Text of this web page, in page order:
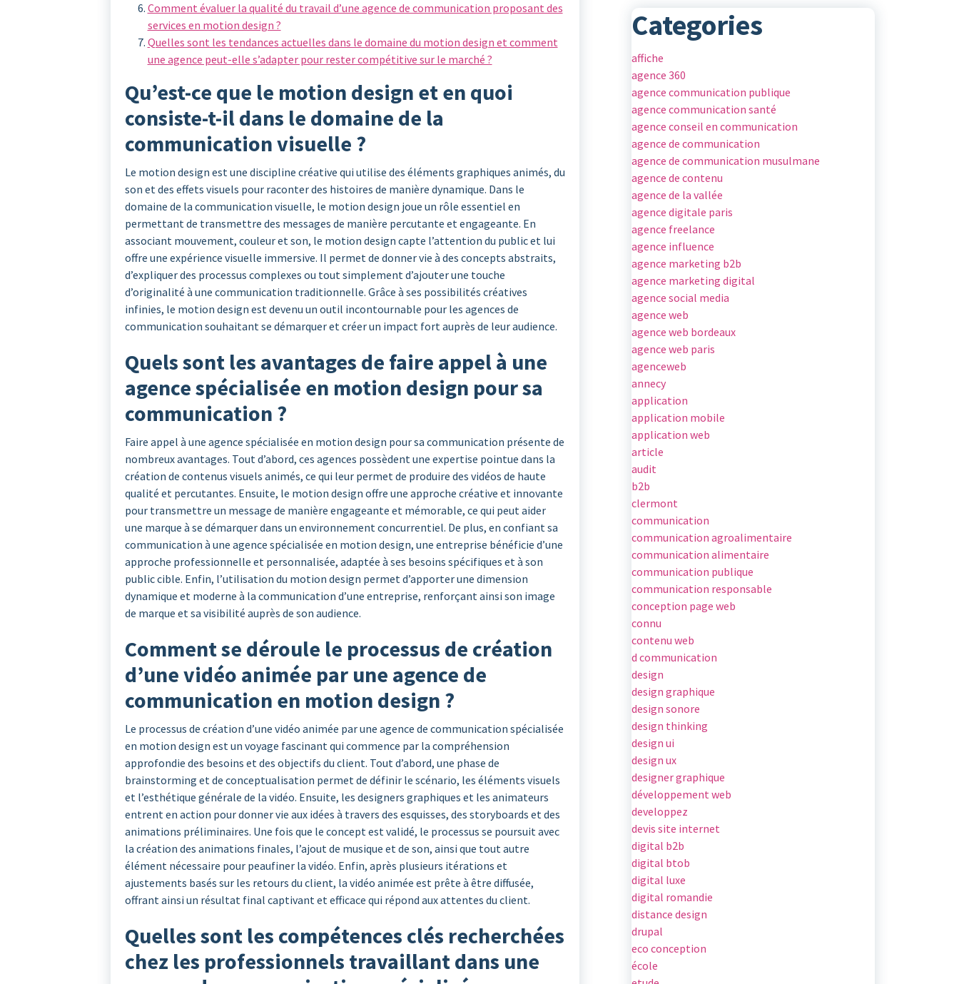
Comment évaluer la qualité du travail d’une agence de communication proposant des
services en motion design ?
Quelles sont les tendances actuelles dans le domaine du motion design et comment
une agence peut-elle s’adapter pour rester compétitive sur le marché ?
Qu’est-ce que le motion design et en quoi
consiste-t-il dans le domaine de la
communication visuelle ?
Le motion design est une discipline créative qui utilise des éléments graphiques animés, du
son et des effets visuels pour raconter des histoires de manière dynamique. Dans le
domaine de la communication visuelle, le motion design joue un rôle essentiel en
permettant de transmettre des messages de manière percutante et engageante. En
associant mouvement, couleur et son, le motion design capte l’attention du public et lui
offre une expérience visuelle immersive. Il permet de donner vie à des concepts abstraits,
d’expliquer des processus complexes ou tout simplement d’ajouter une touche
d’originalité à une communication traditionnelle. Grâce à ses possibilités créatives
infinies, le motion design est devenu un outil incontournable pour les agences de
communication souhaitant se démarquer et créer un impact fort auprès de leur audience.
Quels sont les avantages de faire appel à une
agence spécialisée en motion design pour sa
communication ?
Faire appel à une agence spécialisée en motion design pour sa communication présente de
nombreux avantages. Tout d’abord, ces agences possèdent une expertise pointue dans la
création de contenus visuels animés, ce qui leur permet de produire des vidéos de haute
qualité et percutantes. Ensuite, le motion design offre une approche créative et innovante
pour transmettre un message de manière engageante et mémorable, ce qui peut aider
une marque à se démarquer dans un environnement concurrentiel. De plus, en confiant sa
communication à une agence spécialisée en motion design, une entreprise bénéficie d’une
approche professionnelle et personnalisée, adaptée à ses besoins spécifiques et à son
public cible. Enfin, l’utilisation du motion design permet d’apporter une dimension
dynamique et moderne à la communication d’une entreprise, renforçant ainsi son image
de marque et sa visibilité auprès de son audience.
Comment se déroule le processus de création
d’une vidéo animée par une agence de
communication en motion design ?
Le processus de création d’une vidéo animée par une agence de communication spécialisée
en motion design est un voyage fascinant qui commence par la compréhension
approfondie des besoins et des objectifs du client. Tout d’abord, une phase de
brainstorming et de conceptualisation permet de définir le scénario, les éléments visuels
et l’esthétique générale de la vidéo. Ensuite, les designers graphiques et les animateurs
entrent en action pour donner vie aux idées à travers des esquisses, des storyboards et des
animations préliminaires. Une fois que le concept est validé, le processus se poursuit avec
la création des animations finales, l’ajout de musique et de son, ainsi que tout autre
élément nécessaire pour peaufiner la vidéo. Enfin, après plusieurs itérations et
ajustements basés sur les retours du client, la vidéo animée est prête à être diffusée,
offrant ainsi un résultat final captivant et efficace qui répond aux attentes du client.
Quelles sont les compétences clés recherchées
chez les professionnels travaillant dans une
Categories
affiche
agence 360
agence communication publique
agence communication santé
agence conseil en communication
agence de communication
agence de communication musulmane
agence de contenu
agence de la vallée
agence digitale paris
agence freelance
agence influence
agence marketing b2b
agence marketing digital
agence social media
agence web
agence web bordeaux
agence web paris
agenceweb
annecy
application
application mobile
application web
article
audit
b2b
clermont
communication
communication agroalimentaire
communication alimentaire
communication publique
communication responsable
conception page web
connu
contenu web
d communication
design
design graphique
design sonore
design thinking
design ui
design ux
designer graphique
développement web
developpez
devis site internet
digital b2b
digital btob
digital luxe
digital romandie
distance design
drupal
eco conception
école